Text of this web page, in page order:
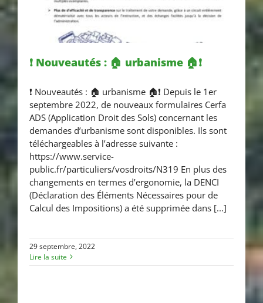
❗ Nouveautés : 🏠 urbanisme 🏠
❗
❗ Nouveautés : 🏠 urbanisme 🏠❗
❗ Nouveautés : 🏠 urbanisme 🏠❗ Depuis le 1er
septembre 2022, de nouveaux formulaires Cerfa
ADS (Application Droit des Sols) concernant les
demandes d’urbanisme sont disponibles. Ils sont
téléchargeables à l’adresse suivante :
https://www.service-
public.fr/particuliers/vosdroits/N319 En plus des
changements en termes d’ergonomie, la DENCI
(Déclaration des Éléments Nécessaires pour de
Calcul des Impositions) a été supprimée dans [...]
29 septembre, 2022
Lire la suite